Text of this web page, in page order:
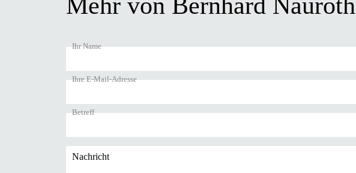
Mehr von Bernhard Nauroth
Ihr Name
Ihre E-Mail-Adresse
Betreff
Nachricht